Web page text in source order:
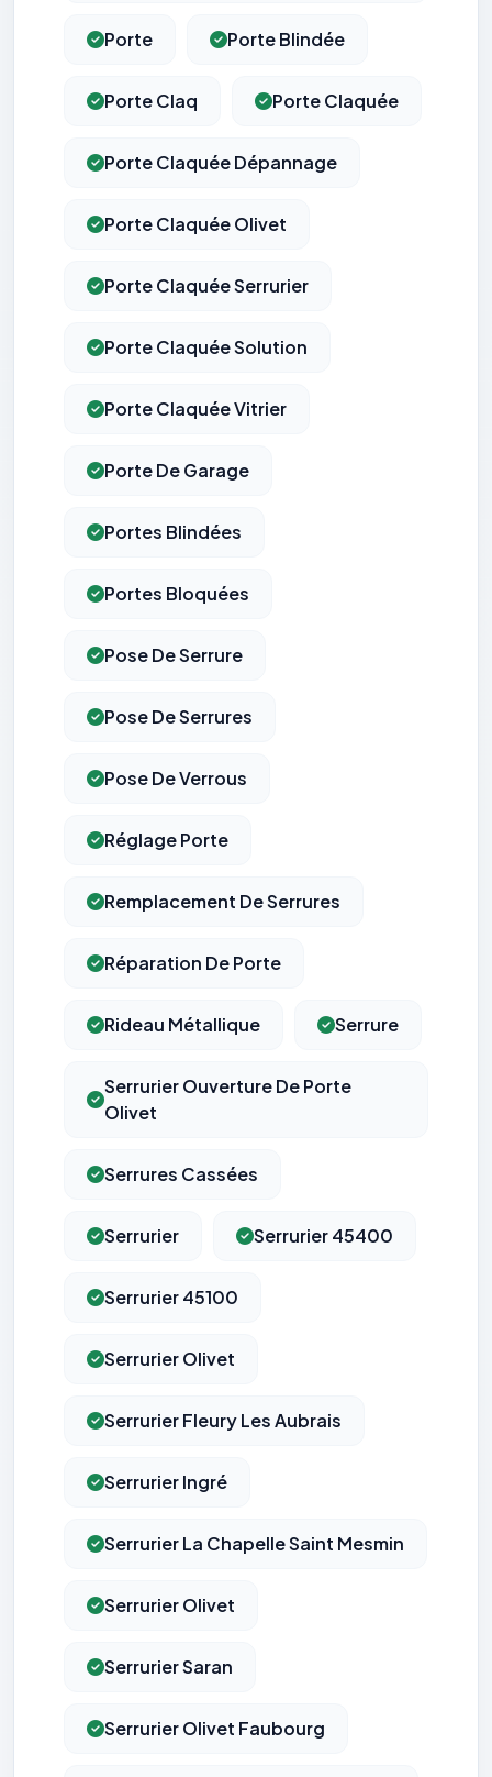
Porte Porte Blindée
Porte Claq Porte Claquée
Porte Claquée Dépannage
Porte Claquée Olivet
Porte Claquée Serrurier
Porte Claquée Solution
Porte Claquée Vitrier
Porte De Garage
Portes Blindées
Portes Bloquées
Pose De Serrure
Pose De Serrures
Pose De Verrous
Réglage Porte
Remplacement De Serrures
Réparation De Porte
Rideau Métallique Serrure
Serrurier Ouverture De Porte
Olivet
Serrures Cassées
Serrurier Serrurier 45400
Serrurier 45100
Serrurier Olivet
Serrurier Fleury Les Aubrais
Serrurier Ingré
Serrurier La Chapelle Saint Mesmin
Serrurier Olivet
Serrurier Saran
Serrurier Olivet Faubourg